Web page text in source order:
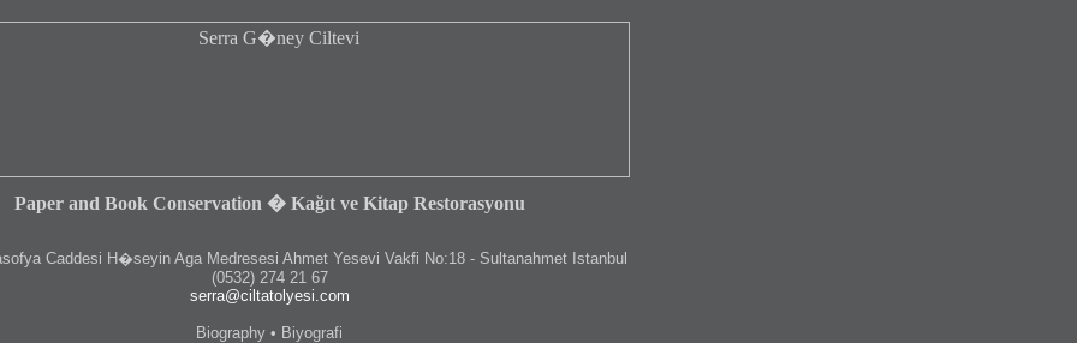
Paper and Book Conservation � Kağıt ve Kitap Restorasyonu
Caddesi H�seyin Aga Medresesi Ahmet Yesevi Vakfi No:18 - Sultanahmet Istanbul
(0532) 274 21 67
serra@ciltatolyesi.com
Biography • Biyografi